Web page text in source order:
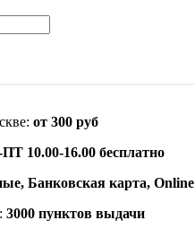
от 300 руб
10.00-16.00 бесплатно
Банковская карта, Online
3000 пунктов выдачи